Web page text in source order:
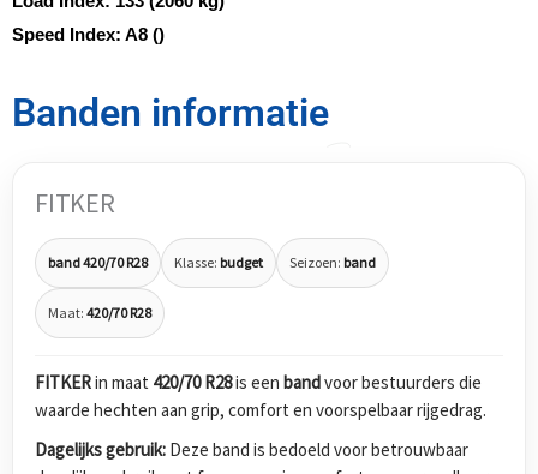
Speed Index: A8 ()
Banden informatie
FITKER
band 420/70 R28 Klasse: budget Seizoen: band
Maat: 420/70 R28
FITKERin maat 420/70 R28is een bandvoor bestuurders die
waarde hechten aan grip, comfort en voorspelbaar rijgedrag.
Dagelijks gebruik: Deze band is bedoeld voor betrouwbaar